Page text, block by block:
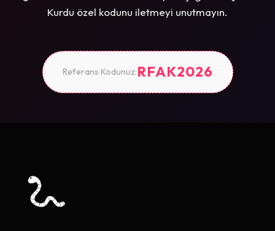
Kurdu özel kodunu iletmeyi unutmayın.
Referans Kodunuz:RFAK2026